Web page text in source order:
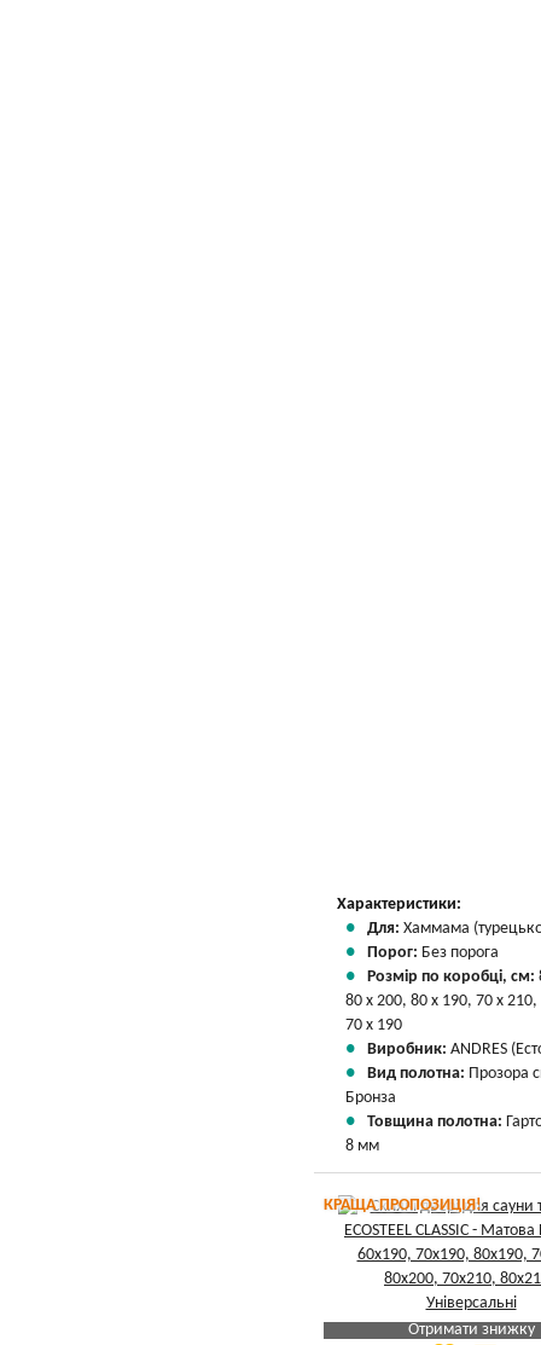
Характеристики:
Для: Хаммама
Порог: Без порога
Розмір по коробці, см:
80 х 200, 80 х 190, 70 х
70 х 190
Виробник: ANDRES
Вид полотна: Прозора
Бронза
Товщина полотна:
8 мм
КРАЩА ПРОПОЗИЦІЯ!
Отримати знижку